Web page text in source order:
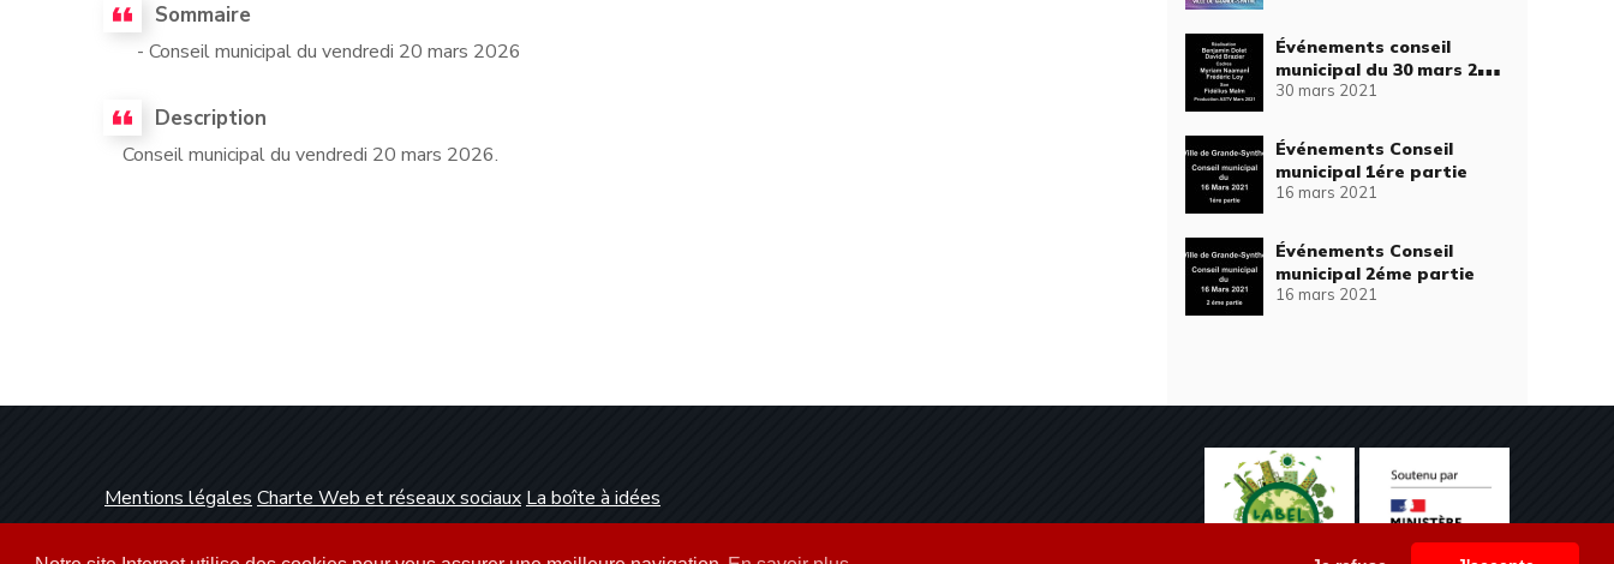
Sommaire
- Conseil municipal du vendredi 20 mars 2026
Description
Conseil municipal du vendredi 20 mars 2026.
Événements conseil
municipal du 30 mars 2021
2éme partie
30 mars 2021
Événements Conseil
municipal 1ére partie
16 mars 2021
Événements Conseil
municipal 2éme partie
16 mars 2021
Mentions légales Charte Web et réseaux sociaux La boîte à idées